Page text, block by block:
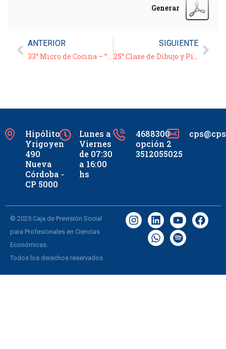
Generar
ANTERIOR
33° Micro de Cocina – “Chuletas de cerdo con manzanas”
SIGUIENTE
25° Clase de Dibujo y Pintura
Hipólito
Yrigoyen
490
Nueva
Córdoba -
CP 5000
Lunes a
Viernes
de 07:30
a 16:00
hs
4688300
opción 2
3512055025
© 2025 Caja de Previsión Social
para Profesionales en Ciencias
Económicas.
Todos los derechos reservados.